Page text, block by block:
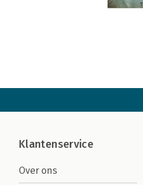
Klantenservice
Over ons